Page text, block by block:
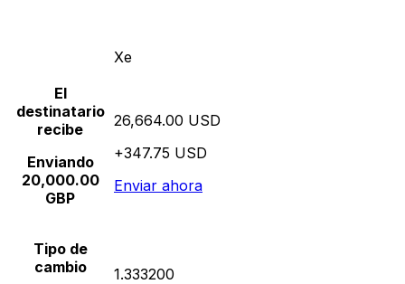
Xe
El
destinatario
recibe
Enviando
20,000.00
GBP
26,664.00 USD
+347.75 USD
Enviar ahora
Tipo de
cambio
1.333200